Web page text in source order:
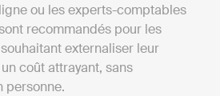
ou les experts-comptables
recommandés pour les
externaliser leur
coût attrayant, sans
personne.